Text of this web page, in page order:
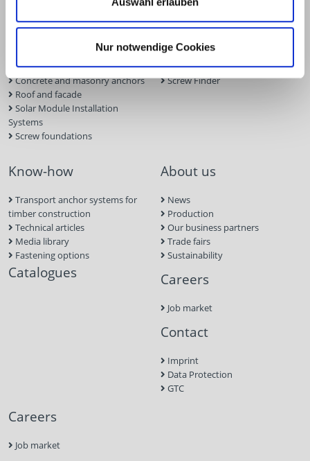
Nur notwendige Cookies
Wood construction screws
Tools and aids
Concrete and masonry anchors
Roof and facade
Solar Module Installation
Systems
Screw foundations
Solar Planner
Approvals
Inquiry form
Screw Finder
Know-how
Transport anchor systems for
timber construction
Technical articles
Media library
Fastening options
Catalogues
About us
News
Production
Our business partners
Trade fairs
Sustainability
Careers
Job market
Contact
Imprint
Data Protection
GTC
Careers
Job market